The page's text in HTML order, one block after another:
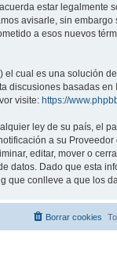
acuerda estar legalmente
avisarle, sin
a esos nuevos
el cual es una solución
discusiones basadas en
visite: https://
ley de su país, el
a su
editar, mover o
datos. Dado que esta
que conlleve a que los
Borrar cookies